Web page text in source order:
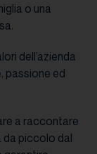
o una
dell’azienda
passione ed
a raccontare
da piccolo dal